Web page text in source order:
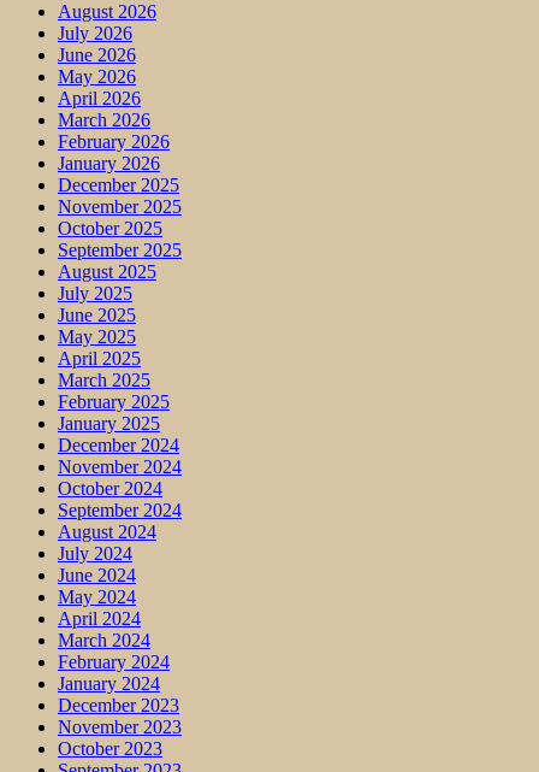
August 2026
July 2026
June 2026
May 2026
April 2026
March 2026
February 2026
January 2026
December 2025
November 2025
October 2025
September 2025
August 2025
July 2025
June 2025
May 2025
April 2025
March 2025
February 2025
January 2025
December 2024
November 2024
October 2024
September 2024
August 2024
July 2024
June 2024
May 2024
April 2024
March 2024
February 2024
January 2024
December 2023
November 2023
October 2023